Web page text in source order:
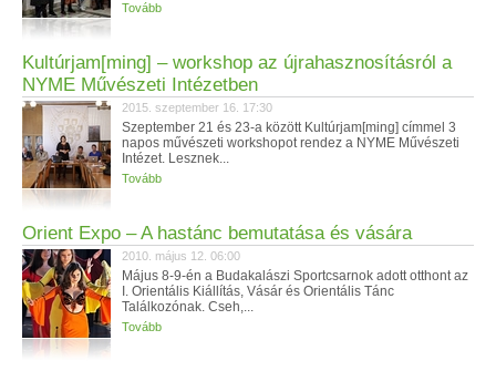
Tovább
Kultúrjam[ming] – workshop az újrahasznosításról a
NYME Művészeti Intézetben
2015. szeptember 16. 17:30
Szeptember 21 és 23-a között Kultúrjam[ming] címmel 3
napos művészeti workshopot rendez a NYME Művészeti
Intézet. Lesznek...
Tovább
Orient Expo – A hastánc bemutatása és vására
2010. május 12. 06:00
Május 8-9-én a Budakalászi Sportcsarnok adott otthont az
I. Orientális Kiállítás, Vásár és Orientális Tánc
Találkozónak. Cseh,...
Tovább